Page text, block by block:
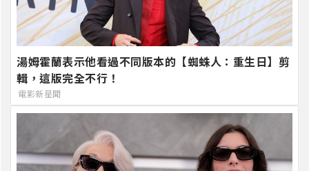
湯姆霍蘭表示他看過不同版本的【蜘蛛人：重生日】剪
輯，這版完全不行！
電影新星聞